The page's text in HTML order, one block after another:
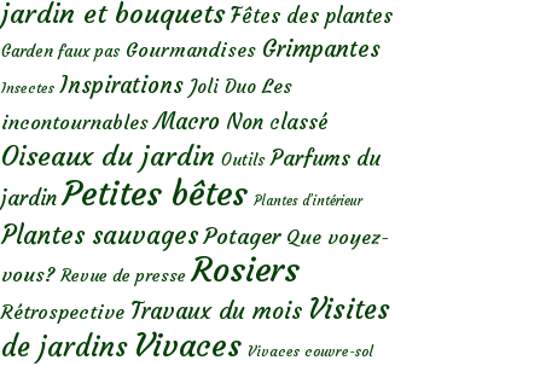
jardin et bouquets Fêtes des plantes
Garden faux pas Gourmandises Grimpantes
Insectes Inspirations Joli Duo Les
incontournables Macro Non classé
Oiseaux du jardin Outils Parfums du
jardin Petites bêtes Plantes d’intérieur
Plantes sauvages Potager Que voyez-
vous? Revue de presse Rosiers
Rétrospective Travaux du mois Visites
de jardins Vivaces Vivaces couvre-sol